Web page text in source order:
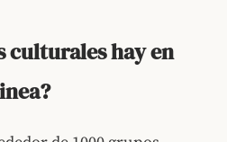
culturales hay en